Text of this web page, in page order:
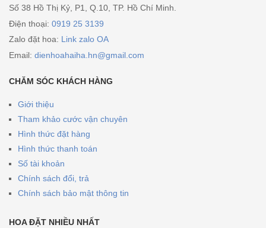
Số 38 Hồ Thị Kỷ, P1, Q.10, TP. Hồ Chí Minh.
Điện thoại: 0919 25 3139
Zalo đặt hoa: Link zalo OA
Email: dienhoahaiha.hn@gmail.com
CHĂM SÓC KHÁCH HÀNG
Giới thiệu
Tham khảo cước vận chuyên
Hình thức đặt hàng
Hình thức thanh toán
Số tài khoản
Chính sách đổi, trả
Chính sách bảo mật thông tin
HOA ĐẶT NHIỀU NHẤT